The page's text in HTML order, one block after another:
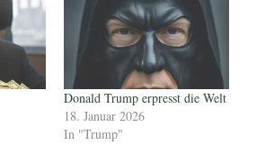
Donald Trump erpresst die Welt
18. Januar 2026
In "Trump"